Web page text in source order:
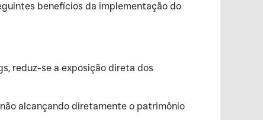
benefícios da implementação do
reduz-se a exposição direta dos
alcançando diretamente o patrimônio